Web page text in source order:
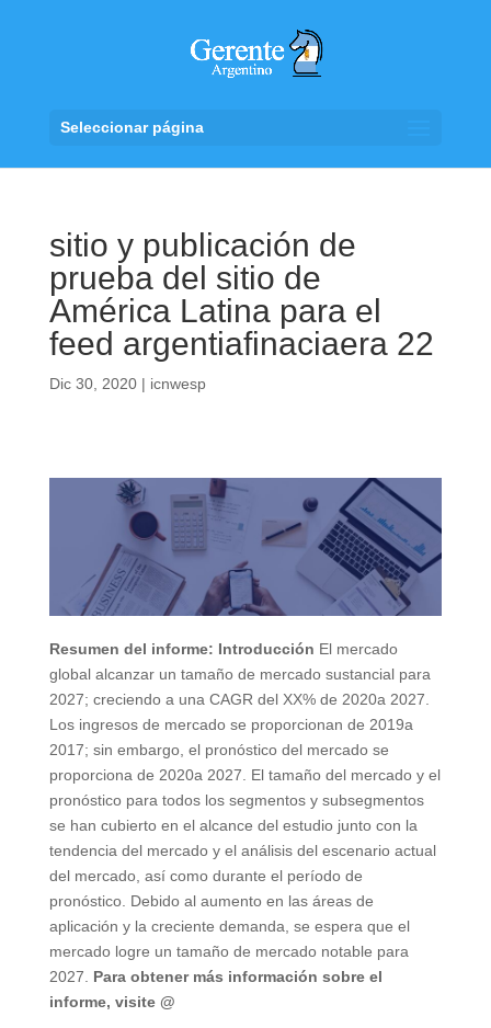
Seleccionar página
sitio y publicación de
prueba del sitio de
América Latina para el
feed argentiafinaciaera 22
Dic 30, 2020| icnwesp
Resumen del informe: Introducción El mercado
global alcanzar un tamaño de mercado sustancial para
2027; creciendo a una CAGR del XX% de 2020a 2027.
Los ingresos de mercado se proporcionan de 2019a
2017; sin embargo, el pronóstico del mercado se
proporciona de 2020a 2027. El tamaño del mercado y el
pronóstico para todos los segmentos y subsegmentos
se han cubierto en el alcance del estudio junto con la
tendencia del mercado y el análisis del escenario actual
del mercado, así como durante el período de
pronóstico. Debido al aumento en las áreas de
aplicación y la creciente demanda, se espera que el
mercado logre un tamaño de mercado notable para
2027. Para obtener más información sobre el
informe, visite @